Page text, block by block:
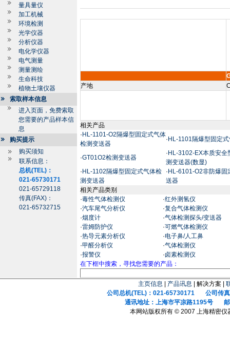
量具量仪
加工机械
环境检测
光学仪器
分析仪器
电化学仪器
电气测量
测量测绘
生命科技
植物土壤仪器
索取样本信息
进入页面，免费索取
您需要的产品样本信
息
购买提示
购买须知
联系信息：
总机(TEL)：
021-65730171
021-65729118
传真(FAX)：
021-65732715
产地
相关产品
· HL-1101-O2隔爆型固定式气体
检测变送器
· HL-1101隔爆型固定
·GT01O2检测变送器
· HL-3102-EX本质安全
测变送器(数显)
· HL-1102隔爆型固定式气体检
测变送器
· HL-6101-O2非防爆固
送器
相关产品类别
·毒性气体检测仪 ·红外测氢仪
·汽车尾气分析仪 ·复合气体检测仪
·烟度计 ·气体检测探头/变送器
·雷姆防护仪 ·可燃气体检测仪
·热导元素分析仪 ·电子鼻/人工鼻
·甲醛分析仪 ·气体检测仪
·报警仪 ·卤素检测仪
在下框中搜索，寻找您需要的产品：
主页信息 产品讯息 | 解决方案 |
公司总机(TEL)：021-65730171 公司传真
通讯地址：上海市平凉路1195号 邮
本网站版权所有 © 2007 上海精密仪